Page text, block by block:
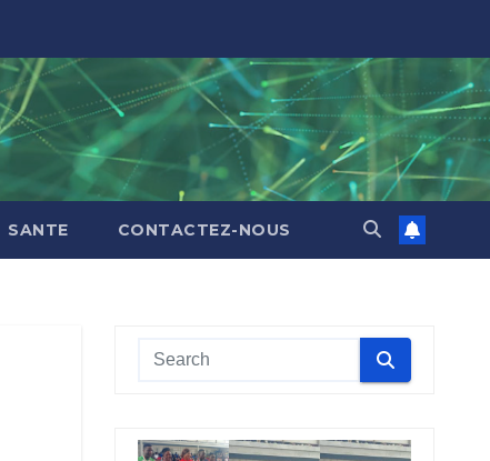
SANTE CONTACTEZ-NOUS